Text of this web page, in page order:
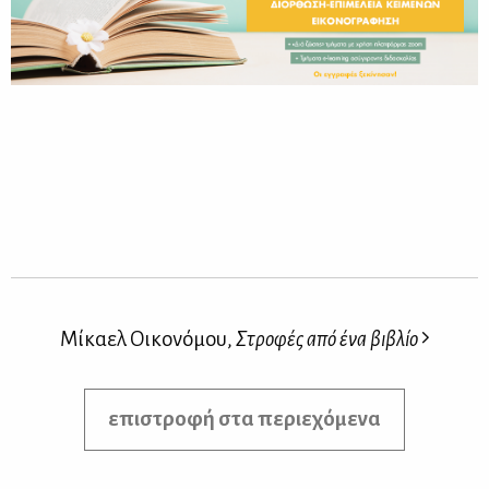
Μίκαελ Οικονόμου,Στροφές από ένα βιβλίο
επιστροφή στα περιεχόμενα